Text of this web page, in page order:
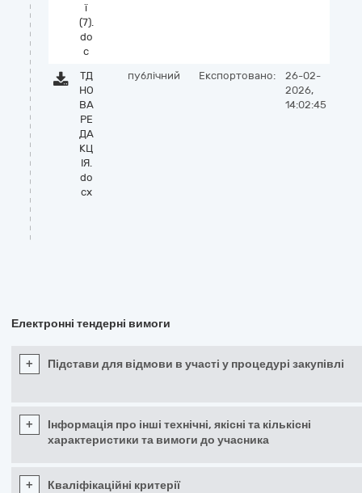
ї
(7).
do
c
ТД
НО
ВА
РЕ
ДА
КЦ
ІЯ.
do
cx
публічний Експортовано:
26-02-
2026,
14:02:45
Електронні тендерні вимоги
+ Підстави для відмови в участі у процедурі закупівлі
+
Інформація про інші технічні, якісні та кількісні
характеристики та вимоги до учасника
+ Кваліфікаційні критерії